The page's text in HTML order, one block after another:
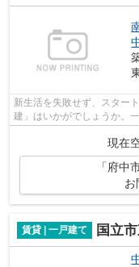
新生活を失敗せず、スター
建」はいかがでしょうか。
現在
「府中
お
賃貸 | 一戸建て 国立